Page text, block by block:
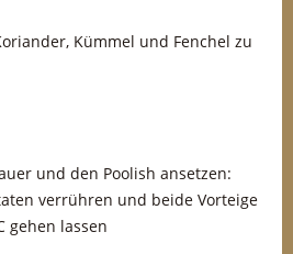
Kümmel und Fenchel zu
und den Poolish ansetzen:
verrühren und beide Vorteige
gehen lassen